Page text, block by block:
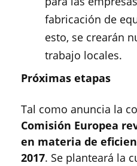
fabricación de
esto, se crearán
trabajo locales.
Próximas etapas
Tal como anuncia la
Comisión Europea
en materia de
2017. Se planteará la